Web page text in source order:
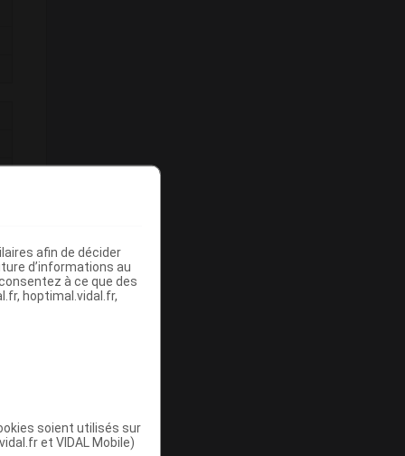
afin de décider
d’informations au
à ce que des
hoptimal.vidal.fr,
soient utilisés sur
et VIDAL Mobile)